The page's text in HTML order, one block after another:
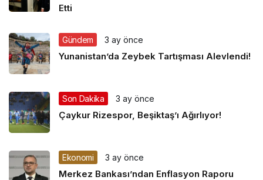
Etti
Gündem 3 ay önce
Yunanistan’da Zeybek Tartışması Alevlendi!
Son Dakika 3 ay önce
Çaykur Rizespor, Beşiktaş’ı Ağırlıyor!
Ekonomi 3 ay önce
Merkez Bankası’ndan Enflasyon Raporu